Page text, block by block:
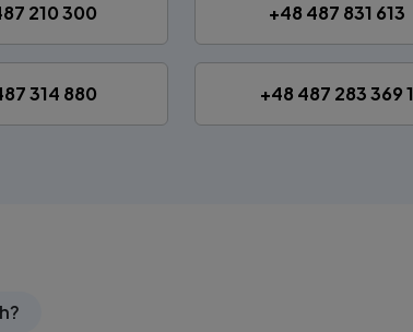
210 300 +48 487 831 613
314 880 +48 487 283 369 1